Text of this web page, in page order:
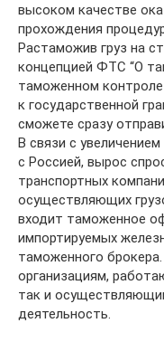
высоком качестве
прохождения
Растаможив груз на
концепцией ФТС “О
таможенном
к государственной
сможете сразу
В связи с
с Россией, вырос
транспортных
осуществляющих
входит таможенное
импортируемых
таможенного
организациям,
так и
деятельность.